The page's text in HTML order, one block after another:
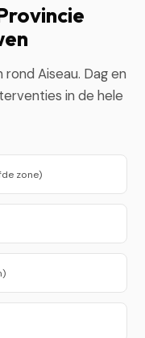
Aiseau. Dag en
in de hele
zone)